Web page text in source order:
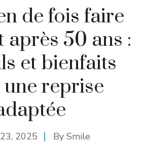
de fois faire
après 50 ans :
et bienfaits
reprise
2025 By Smile